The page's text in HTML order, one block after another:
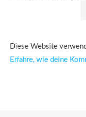
Diese Website
Erfahre, wie deine